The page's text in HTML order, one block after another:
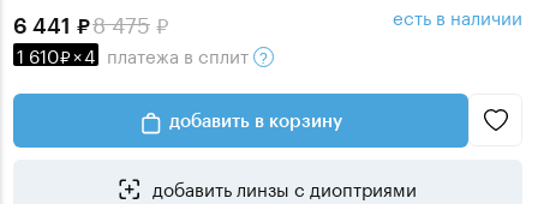
8 475
6 441
1 610 ×4 платежа в сплит
есть в наличии
добавить в корзину
добавить линзы с диоптриями